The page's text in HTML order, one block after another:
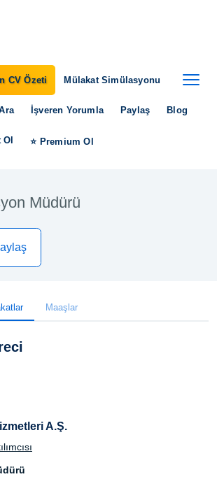
CV Özeti Mülakat Simülasyonu
İşveren Yorumla Paylaş Blog
Ol ⭐ Premium Ol
Müdürü
Maaşlar
A.Ş.